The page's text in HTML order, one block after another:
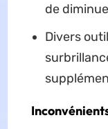
de
Divers